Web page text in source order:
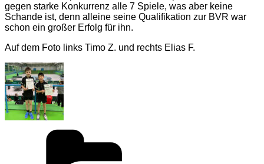
gegen starke Konkurrenz alle 7 Spiele, was aber keine
Schande ist, denn alleine seine Qualifikation zur BVR war
schon ein großer Erfolg für ihn.
Auf dem Foto links Timo Z. und rechts Elias F.